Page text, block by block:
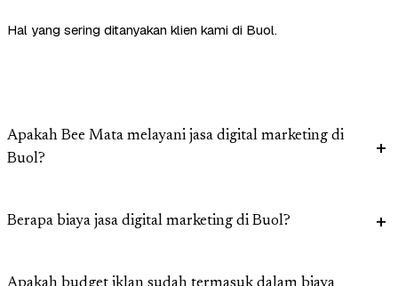
Hal yang sering ditanyakan klien kami di Buol.
Apakah Bee Mata melayani jasa digital marketing di
Buol?
Berapa biaya jasa digital marketing di Buol?